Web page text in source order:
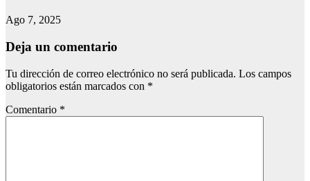
Ago 7, 2025
Deja un comentario
Tu dirección de correo electrónico no será publicada. Los campos
obligatorios están marcados con *
Comentario *